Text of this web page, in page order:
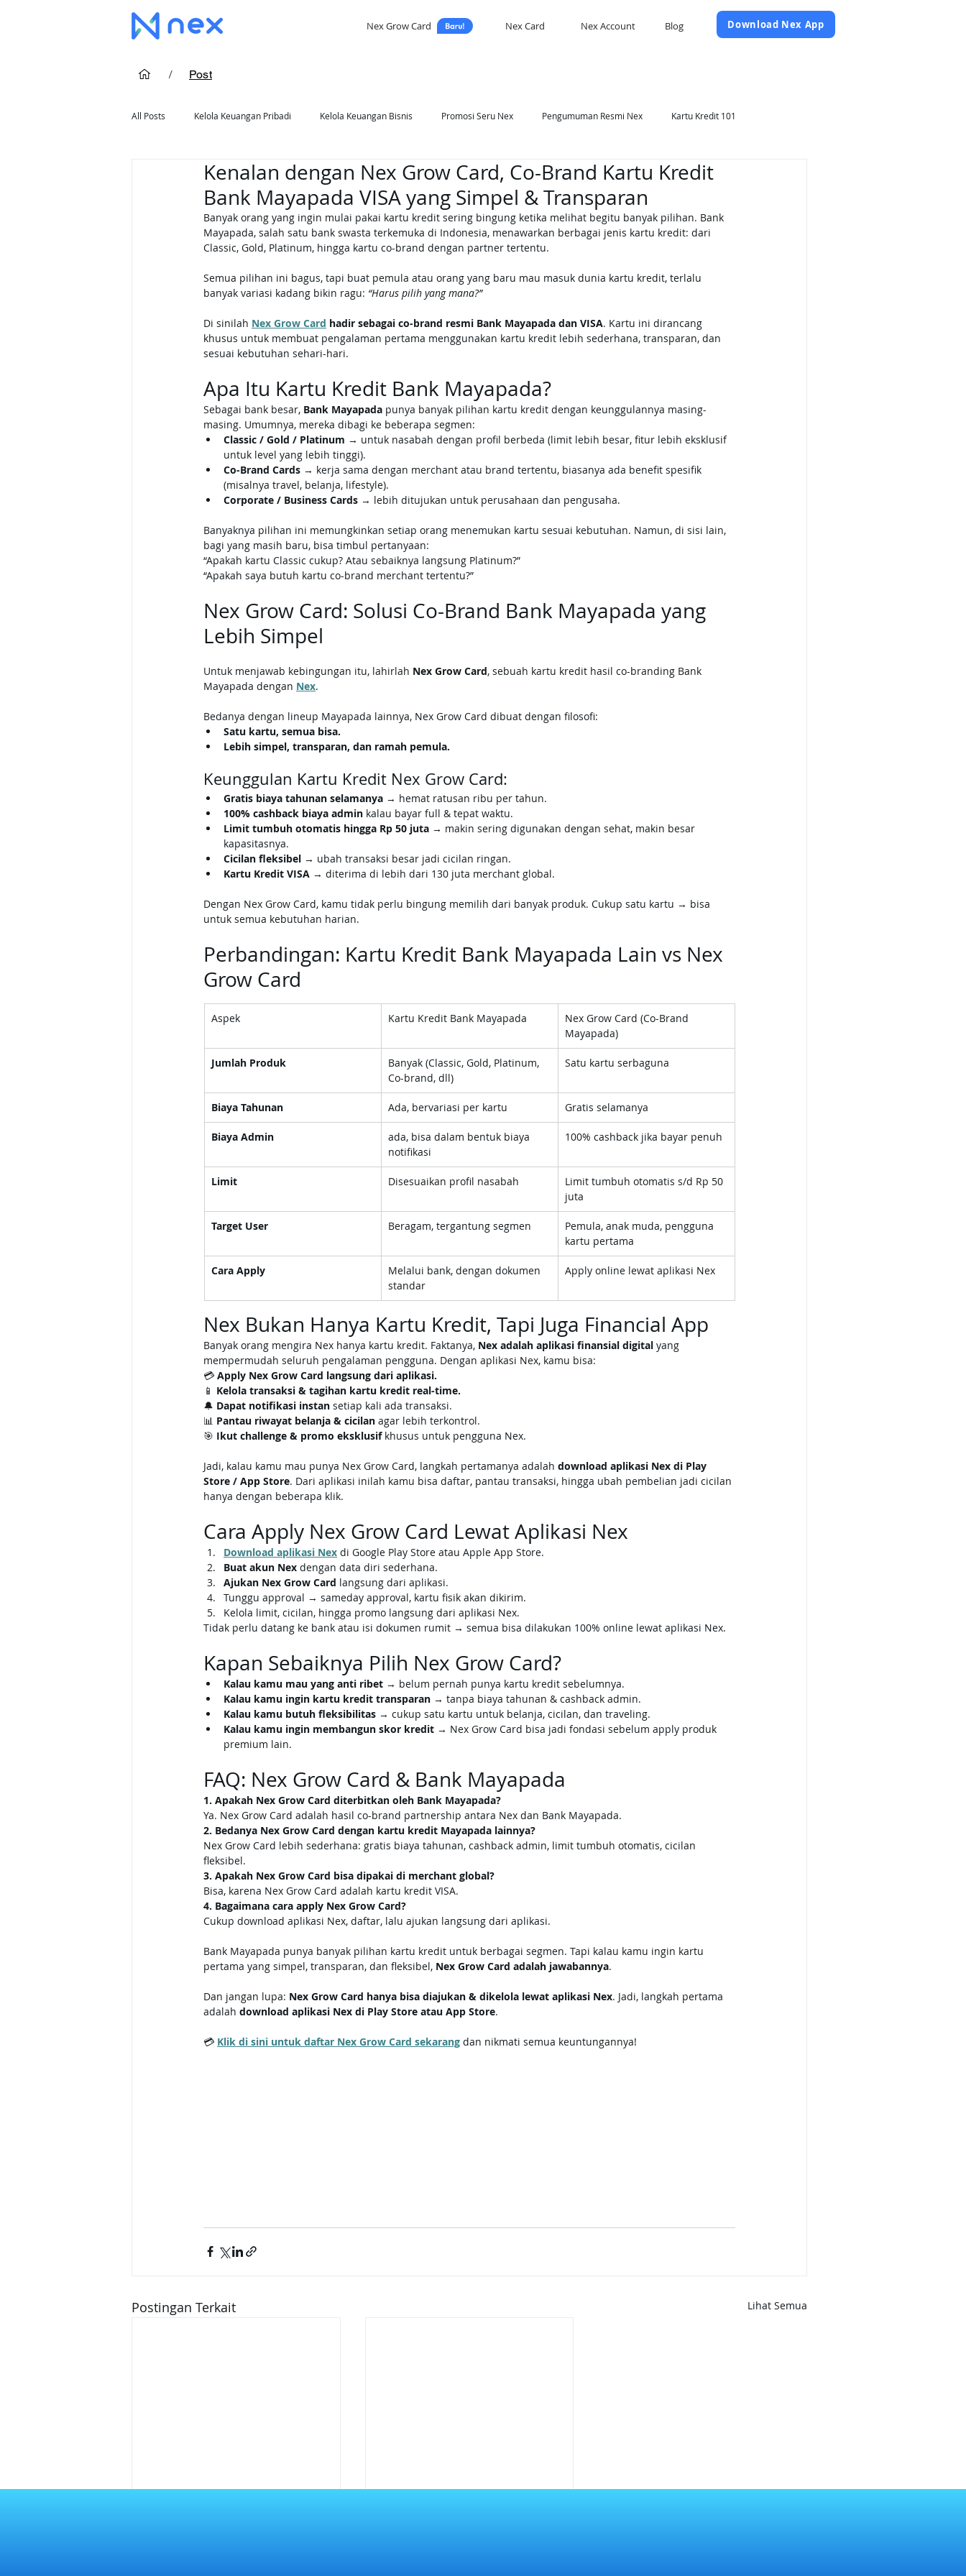
Daftar Sekarang
Nex Grow Card Nex Card Nex Account Blog Download Nex App
/ Post
All Posts Kelola Keuangan Pribadi Kelola Keuangan Bisnis Promosi Seru Nex Pengumuman Resmi Nex Kartu Kredit 101
Cara Pakai Kartu Kredit Rekomendasi Nex Self Development
Kenalan dengan Nex Grow Card, Co-Brand Kartu Kredit
Bank Mayapada VISA yang Simpel & Transparan
Banyak orang yang ingin mulai pakai kartu kredit sering bingung ketika melihat begitu banyak pilihan. Bank
Mayapada, salah satu bank swasta terkemuka di Indonesia, menawarkan berbagai jenis kartu kredit: dari
Classic, Gold, Platinum, hingga kartu co-brand dengan partner tertentu.
Semua pilihan ini bagus, tapi buat pemula atau orang yang baru mau masuk dunia kartu kredit, terlalu
banyak variasi kadang bikin ragu: “Harus pilih yang mana?”
Di sinilah Nex Grow Card hadir sebagai co-brand resmi Bank Mayapada dan VISA. Kartu ini dirancang
khusus untuk membuat pengalaman pertama menggunakan kartu kredit lebih sederhana, transparan, dan
sesuai kebutuhan sehari-hari.
Apa Itu Kartu Kredit Bank Mayapada?
Sebagai bank besar, Bank Mayapada punya banyak pilihan kartu kredit dengan keunggulannya masing-
masing. Umumnya, mereka dibagi ke beberapa segmen:
Classic / Gold / Platinum → untuk nasabah dengan profil berbeda (limit lebih besar, fitur lebih eksklusif
untuk level yang lebih tinggi).
Co-Brand Cards → kerja sama dengan merchant atau brand tertentu, biasanya ada benefit spesifik
(misalnya travel, belanja, lifestyle).
Corporate / Business Cards → lebih ditujukan untuk perusahaan dan pengusaha.
Banyaknya pilihan ini memungkinkan setiap orang menemukan kartu sesuai kebutuhan. Namun, di sisi lain,
bagi yang masih baru, bisa timbul pertanyaan:
“Apakah kartu Classic cukup? Atau sebaiknya langsung Platinum?”
“Apakah saya butuh kartu co-brand merchant tertentu?”
Nex Grow Card: Solusi Co-Brand Bank Mayapada yang
Lebih Simpel
Untuk menjawab kebingungan itu, lahirlah Nex Grow Card, sebuah kartu kredit hasil co-branding Bank
Mayapada dengan Nex.
Bedanya dengan lineup Mayapada lainnya, Nex Grow Card dibuat dengan filosofi:
Satu kartu, semua bisa.
Lebih simpel, transparan, dan ramah pemula.
Keunggulan Kartu Kredit Nex Grow Card:
Gratis biaya tahunan selamanya → hemat ratusan ribu per tahun.
100% cashback biaya admin kalau bayar full & tepat waktu.
Limit tumbuh otomatis hingga Rp 50 juta → makin sering digunakan dengan sehat, makin besar
kapasitasnya.
Cicilan fleksibel → ubah transaksi besar jadi cicilan ringan.
Kartu Kredit VISA → diterima di lebih dari 130 juta merchant global.
Dengan Nex Grow Card, kamu tidak perlu bingung memilih dari banyak produk. Cukup satu kartu → bisa
untuk semua kebutuhan harian.
Perbandingan: Kartu Kredit Bank Mayapada Lain vs Nex
Grow Card
Aspek Kartu Kredit Bank Mayapada
Nex Grow Card (Co-Brand
Mayapada)
Jumlah Produk
Banyak (Classic, Gold, Platinum,
Co-brand, dll)
Satu kartu serbaguna
Biaya Tahunan Ada, bervariasi per kartu Gratis selamanya
Biaya Admin
ada, bisa dalam bentuk biaya
notifikasi
100% cashback jika bayar penuh
Limit Disesuaikan profil nasabah
Limit tumbuh otomatis s/d Rp 50
juta
Target User Beragam, tergantung segmen
Pemula, anak muda, pengguna
kartu pertama
Cara Apply
Melalui bank, dengan dokumen
standar
Apply online lewat aplikasi Nex
Nex Bukan Hanya Kartu Kredit, Tapi Juga Financial App
Banyak orang mengira Nex hanya kartu kredit. Faktanya, Nex adalah aplikasi finansial digital yang
mempermudah seluruh pengalaman pengguna. Dengan aplikasi Nex, kamu bisa:
💳 Apply Nex Grow Card langsung dari aplikasi.
📱 Kelola transaksi & tagihan kartu kredit real-time.
🔔 Dapat notifikasi instan setiap kali ada transaksi.
📊 Pantau riwayat belanja & cicilan agar lebih terkontrol.
🎯 Ikut challenge & promo eksklusif khusus untuk pengguna Nex.
Jadi, kalau kamu mau punya Nex Grow Card, langkah pertamanya adalah download aplikasi Nex di Play
Store / App Store. Dari aplikasi inilah kamu bisa daftar, pantau transaksi, hingga ubah pembelian jadi cicilan
hanya dengan beberapa klik.
Cara Apply Nex Grow Card Lewat Aplikasi Nex
Download aplikasi Nex di Google Play Store atau Apple App Store.
Buat akun Nex dengan data diri sederhana.
Ajukan Nex Grow Card langsung dari aplikasi.
Tunggu approval → sameday approval, kartu fisik akan dikirim.
Kelola limit, cicilan, hingga promo langsung dari aplikasi Nex.
Tidak perlu datang ke bank atau isi dokumen rumit → semua bisa dilakukan 100% online lewat aplikasi Nex.
Kapan Sebaiknya Pilih Nex Grow Card?
Kalau kamu mau yang anti ribet → belum pernah punya kartu kredit sebelumnya.
Kalau kamu ingin kartu kredit transparan → tanpa biaya tahunan & cashback admin.
Kalau kamu butuh fleksibilitas → cukup satu kartu untuk belanja, cicilan, dan traveling.
Kalau kamu ingin membangun skor kredit → Nex Grow Card bisa jadi fondasi sebelum apply produk
premium lain.
FAQ: Nex Grow Card & Bank Mayapada
1. Apakah Nex Grow Card diterbitkan oleh Bank Mayapada?
Ya. Nex Grow Card adalah hasil co-brand partnership antara Nex dan Bank Mayapada.
2. Bedanya Nex Grow Card dengan kartu kredit Mayapada lainnya?
Nex Grow Card lebih sederhana: gratis biaya tahunan, cashback admin, limit tumbuh otomatis, cicilan
fleksibel.
3. Apakah Nex Grow Card bisa dipakai di merchant global?
Bisa, karena Nex Grow Card adalah kartu kredit VISA.
4. Bagaimana cara apply Nex Grow Card?
Cukup download aplikasi Nex, daftar, lalu ajukan langsung dari aplikasi.
Bank Mayapada punya banyak pilihan kartu kredit untuk berbagai segmen. Tapi kalau kamu ingin kartu
pertama yang simpel, transparan, dan fleksibel, Nex Grow Card adalah jawabannya.
Dan jangan lupa: Nex Grow Card hanya bisa diajukan & dikelola lewat aplikasi Nex. Jadi, langkah pertama
adalah download aplikasi Nex di Play Store atau App Store.
💳 Klik di sini untuk daftar Nex Grow Card sekarang dan nikmati semua keuntungannya!
Postingan Terkait Lihat Semua